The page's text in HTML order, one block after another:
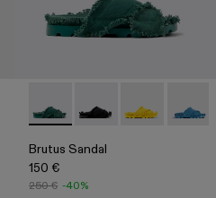
- Grey
Brutus Sandal - A500001-
Brutus Sandal -
Brutus
Brutus Sandal
150 €
250 € -40%